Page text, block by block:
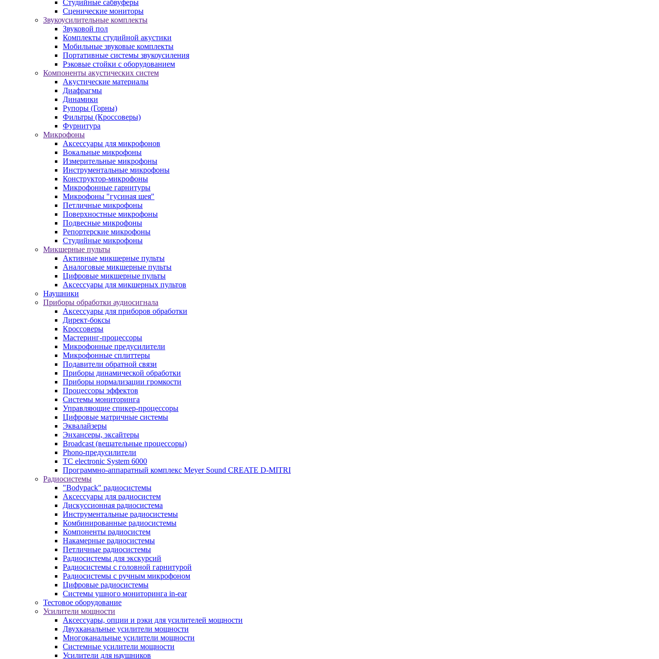
Студийные сабвуферы
Сценические мониторы
Звукоусилительные комплекты
Звуковой пол
Комплекты студийной акустики
Мобильные звуковые комплекты
Портативные системы звукоусиления
Рэковые стойки с оборудованием
Компоненты акустических систем
Акустические материалы
Диафрагмы
Динамики
Рупоры (Горны)
Фильтры (Кроссоверы)
Фурнитура
Микрофоны
Аксессуары для микрофонов
Вокальные микрофоны
Измерительные микрофоны
Инструментальные микрофоны
Конструктор-микрофоны
Микрофонные гарнитуры
Микрофоны "гусиная шея"
Петличные микрофоны
Поверхностные микрофоны
Подвесные микрофоны
Репортерские микрофоны
Студийные микрофоны
Микшерные пульты
Активные микшерные пульты
Аналоговые микшерные пульты
Цифровые микшерные пульты
Аксессуары для микшерных пультов
Наушники
Приборы обработки аудиосигнала
Аксессуары для приборов обработки
Директ-боксы
Кроссоверы
Мастеринг-процессоры
Микрофонные предусилители
Микрофонные сплиттеры
Подавители обратной связи
Приборы динамической обработки
Приборы нормализации громкости
Процессоры эффектов
Системы мониторинга
Управляющие спикер-процессоры
Цифровые матричные системы
Эквалайзеры
Энхансеры, эксайтеры
Broadcast (вещательные процессоры)
Phono-предусилители
TC electronic System 6000
Программно-аппаратный комплекс Meyer Sound CREATE D-MITRI
Радиосистемы
"Bodypack" радиосистемы
Аксессуары для радиосистем
Дискуссионная радиосистема
Инструментальные радиосистемы
Комбинированные радиосистемы
Компоненты радиосистем
Накамерные радиосистемы
Петличные радиосистемы
Радиосистемы для экскурсий
Радиосистемы с головной гарнитурой
Радиосистемы с ручным микрофоном
Цифровые радиосистемы
Системы ушного мониторинга in-ear
Тестовое оборудование
Усилители мощности
Аксессуары, опции и рэки для усилителей мощности
Двухканальные усилители мощности
Многоканальные усилители мощности
Системные усилители мощности
Усилители для наушников